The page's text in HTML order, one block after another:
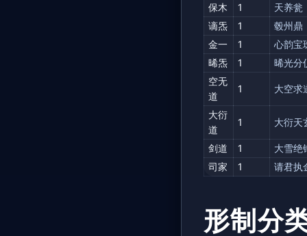
保木
1
天养瓮
谪炁
1
毂州鼎
金一
1
心韵宝
晞炁
1
晞光分
空无
道
1 大空求
大衍
道
1 大衍天
剑道 1
大雪绝
司家
1 请君执
形制分